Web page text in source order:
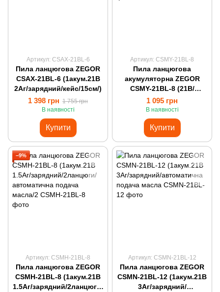
Артикул: CSAX-21BL-6
Пила ланцюгова ZEGOR
CSAX-21BL-6 (1акум.21В
2Аг/зарядний/кейс/15см/)
1 398 грн 1 755 грн
В наявності
Купити
Артикул: CSMY-21BL-8
Пила ланцюгова
акумуляторна ZEGOR
CSMY-21BL-8 (21В/
каркас/20см)
1 095 грн
В наявності
Купити
−9%
Артикул: CSMH-21BL-8
Пила ланцюгова ZEGOR
CSMH-21BL-8 (1акум.21В
1.5Аг/зарядний/2ланцюги/
Артикул: CSMN-21BL-12
Пила ланцюгова ZEGOR
CSMN-21BL-12 (1акум.21В
3Аг/зарядний/